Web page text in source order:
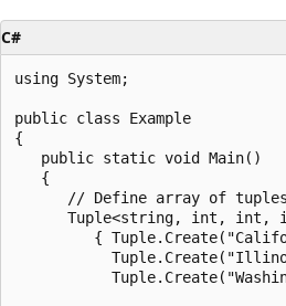
C#
using System;
public class Example
{
   public static void Main()
   {
// Define array of
Tuple<string, int, int,
{